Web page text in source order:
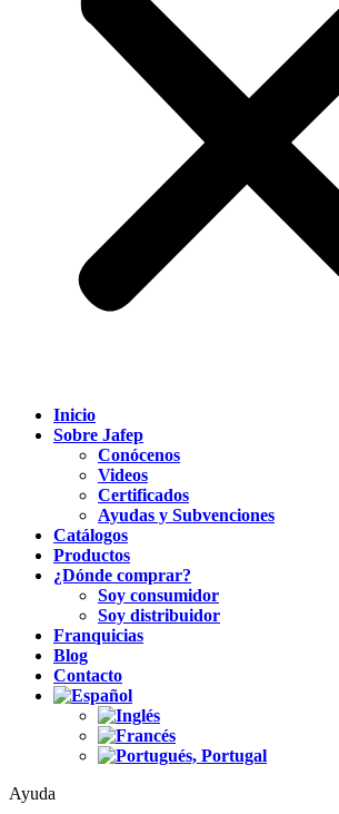
Inicio
Sobre Jafep
Conócenos
Videos
Certificados
Ayudas y Subvenciones
Catálogos
Productos
¿Dónde comprar?
Soy consumidor
Soy distribuidor
Franquicias
Blog
Contacto
Ayuda